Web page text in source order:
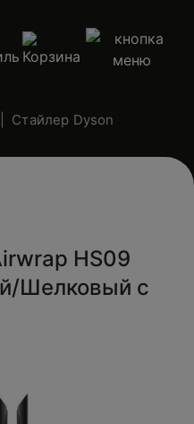
Стайлер Dyson
HS09
Шелковый с